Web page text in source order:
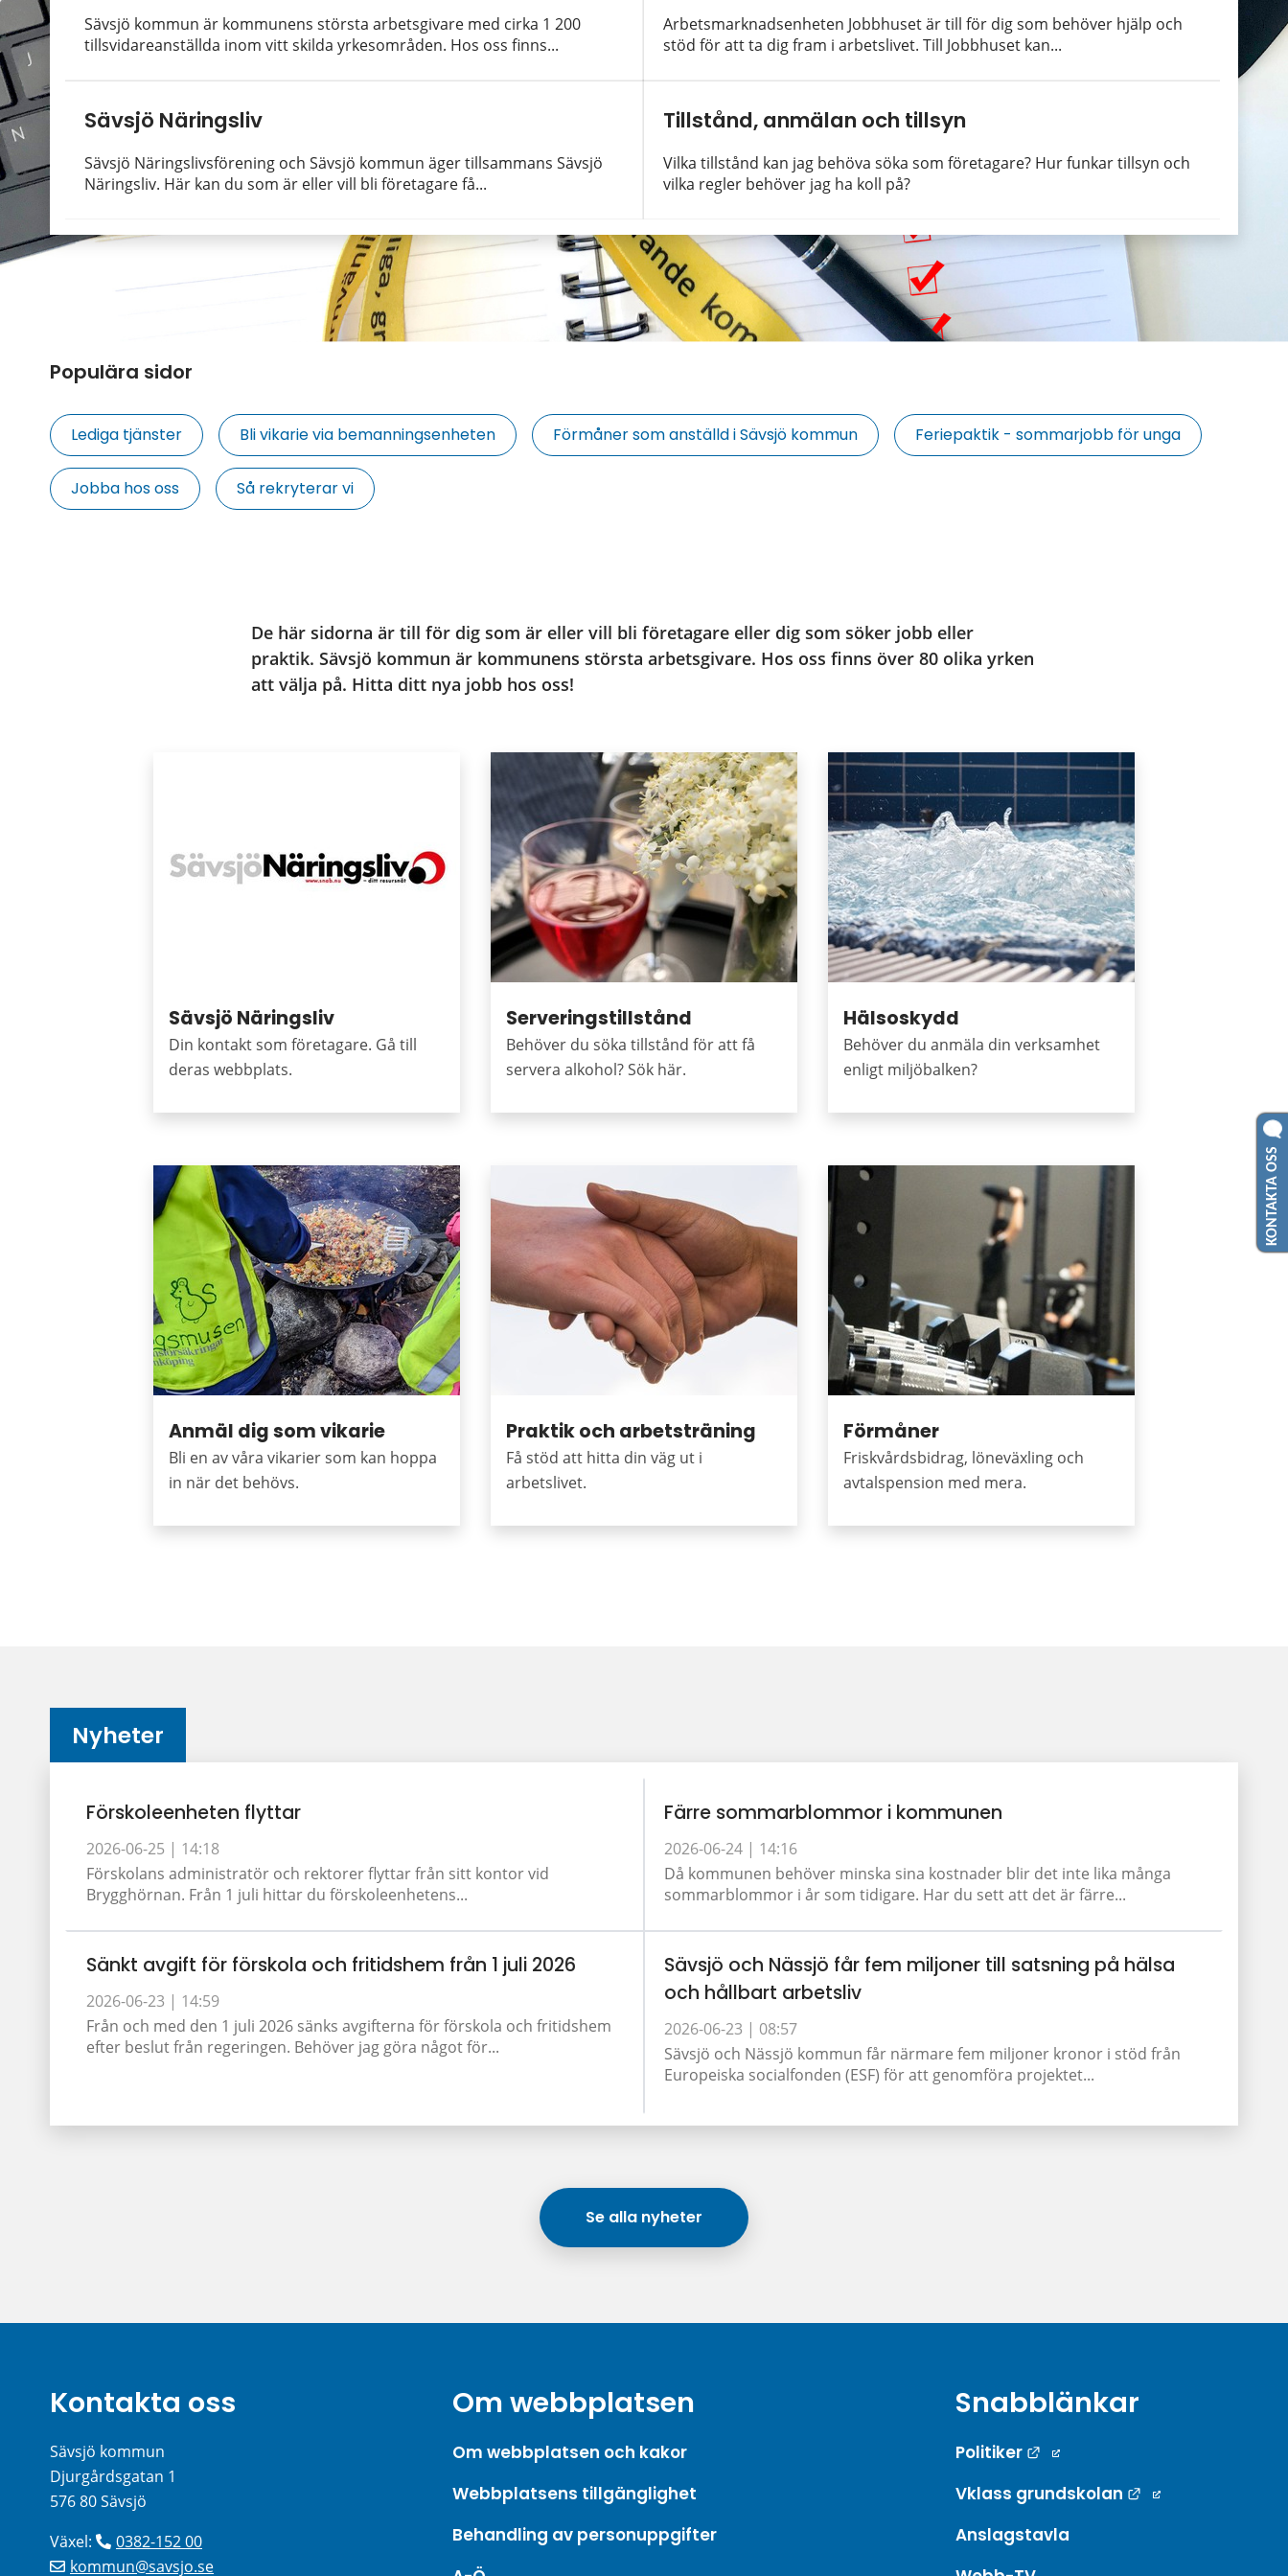
Sävsjö kommun är kommunens största arbetsgivare med cirka 1 200
tillsvidareanställda inom vitt skilda yrkesområden. Hos oss finns...
Arbetsmarknadsenheten Jobbhuset är till för dig som behöver hjälp och
stöd för att ta dig fram i arbetslivet. Till Jobbhuset kan...
Sävsjö Näringsliv
Sävsjö Näringslivsförening och Sävsjö kommun äger tillsammans Sävsjö
Näringsliv. Här kan du som är eller vill bli företagare få...
Tillstånd, anmälan och tillsyn
Vilka tillstånd kan jag behöva söka som företagare? Hur funkar tillsyn och
vilka regler behöver jag ha koll på?
Populära sidor
Lediga tjänster Bli vikarie via bemanningsenheten Förmåner som anställd i Sävsjö kommun Feriepaktik - sommarjobb för unga
Jobba hos oss Så rekryterar vi
De här sidorna är till för dig som är eller vill bli företagare eller dig som söker jobb eller
praktik. Sävsjö kommun är kommunens största arbetsgivare. Hos oss finns över 80 olika yrken
att välja på. Hitta ditt nya jobb hos oss!
Sävsjö Näringsliv
Din kontakt som företagare. Gå till
deras webbplats.
Serveringstillstånd
Behöver du söka tillstånd för att få
servera alkohol? Sök här.
Hälsoskydd
Behöver du anmäla din verksamhet
enligt miljöbalken?
Anmäl dig som vikarie
Bli en av våra vikarier som kan hoppa
in när det behövs.
Praktik och arbetsträning
Få stöd att hitta din väg ut i
arbetslivet.
Förmåner
Friskvårdsbidrag, löneväxling och
avtalspension med mera.
Nyheter
Förskoleenheten flyttar
2026-06-25 | 14:18
Förskolans administratör och rektorer flyttar från sitt kontor vid
Brygghörnan. Från 1 juli hittar du förskoleenhetens...
Färre sommarblommor i kommunen
2026-06-24 | 14:16
Då kommunen behöver minska sina kostnader blir det inte lika många
sommarblommor i år som tidigare. Har du sett att det är färre...
Sänkt avgift för förskola och fritidshem från 1 juli 2026
2026-06-23 | 14:59
Från och med den 1 juli 2026 sänks avgifterna för förskola och fritidshem
efter beslut från regeringen. Behöver jag göra något för...
Sävsjö och Nässjö får fem miljoner till satsning på hälsa
och hållbart arbetsliv
2026-06-23 | 08:57
Sävsjö och Nässjö kommun får närmare fem miljoner kronor i stöd från
Europeiska socialfonden (ESF) för att genomföra projektet...
Se alla nyheter
Kontakta oss
Sävsjö kommun
Djurgårdsgatan 1
576 80 Sävsjö
Växel:
0382-152 00
kommun@savsjo.se
Om webbplatsen
Om webbplatsen och kakor
Webbplatsens tillgänglighet
Behandling av personuppgifter
Snabblänkar
Politiker
Länk till annan webbplats.
Vklass grundskolan
Länk till annan
Anslagstavla
KONTAKTA OSS